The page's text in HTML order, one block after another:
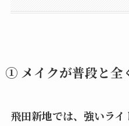
① メイクが普段と全
飛田新地では、強いラ